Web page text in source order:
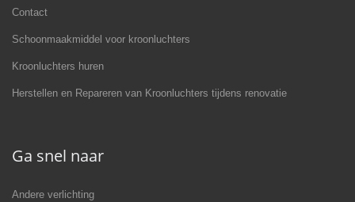
Contact
Schoonmaakmiddel voor kroonluchters
Kroonluchters huren
Herstellen en Repareren van Kroonluchters tijdens renovatie
Ga snel naar
Andere verlichting